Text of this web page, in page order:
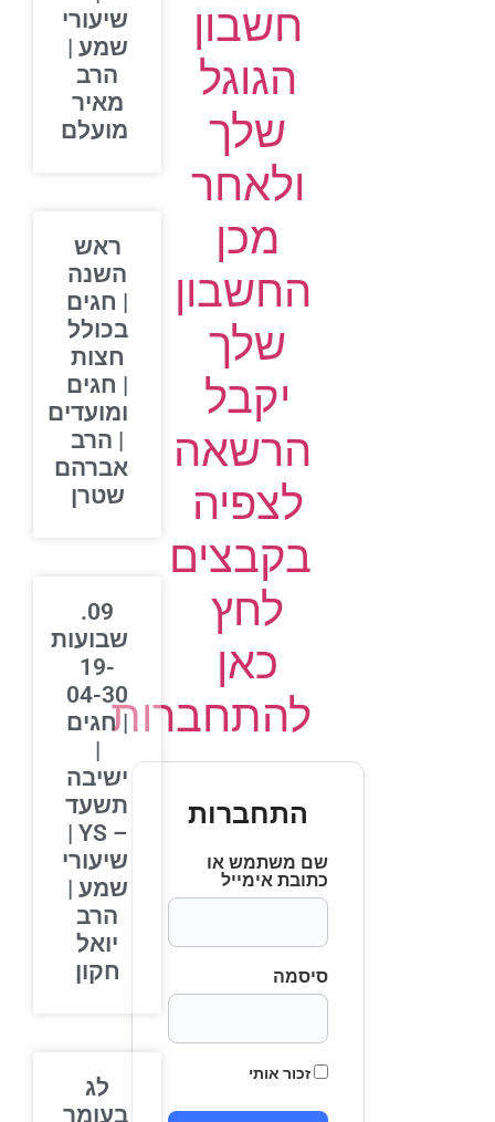
חשבון
הגוגל
שלך
ולאחר
מכן
החשבון
שלך
יקבל
הרשאה
לצפיה
בקבצים
לחץ
כאן
להתחברות
התחברות
שם משתמש או
כתובת אימייל
סיסמה
זכור אותי
שיעורי
שמע |
הרב
מאיר
מועלם
ראש
השנה
| חגים
בכולל
חצות
| חגים
ומועדים
| הרב
אברהם
שטרן
09.
שבועות
19-
04-30
| חגים
ישיבה
תשעד
– YS |
שיעורי
שמע |
הרב
יואל
חקון
בעומר